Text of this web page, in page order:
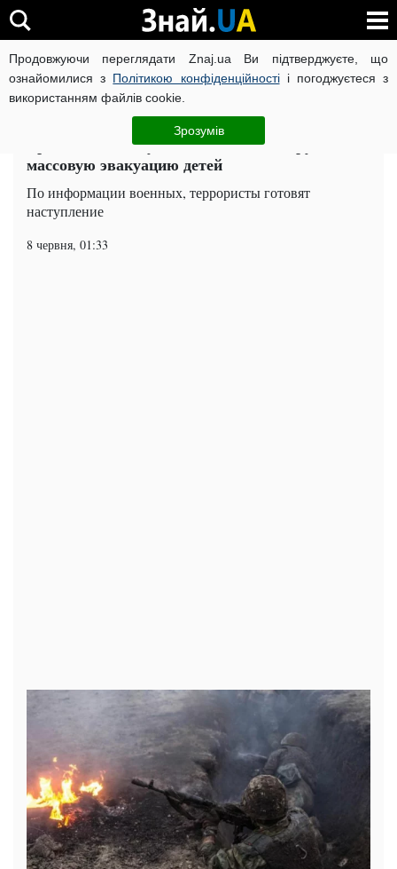
Продовжуючи переглядати Znaj.ua Ви підтверджуєте, що
ознайомилися з Політикою конфіденційностіі погоджуєтеся з
використанням файлів cookie.
Зрозумів
ВІЙНА РОСІЇ ПРОТИ УКРАЇНИ КОРОНАВІРУС В УКРАЇНІ
Суспільство ЧИТАТЬ НА РУССКОМ
Враг идет в наступление: ВСУ планируют
массовую эвакуацию детей
По информации военных, террористы готовят
наступление
8 червня, 01:33